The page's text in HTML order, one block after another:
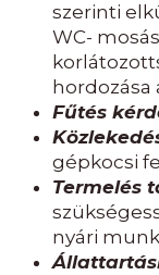
szerinti
WC-
Fűtés
gépkocsi
Termelés
nyári